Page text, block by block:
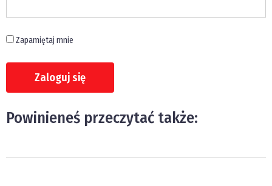
Zapamiętaj mnie
Powinieneś przeczytać także: